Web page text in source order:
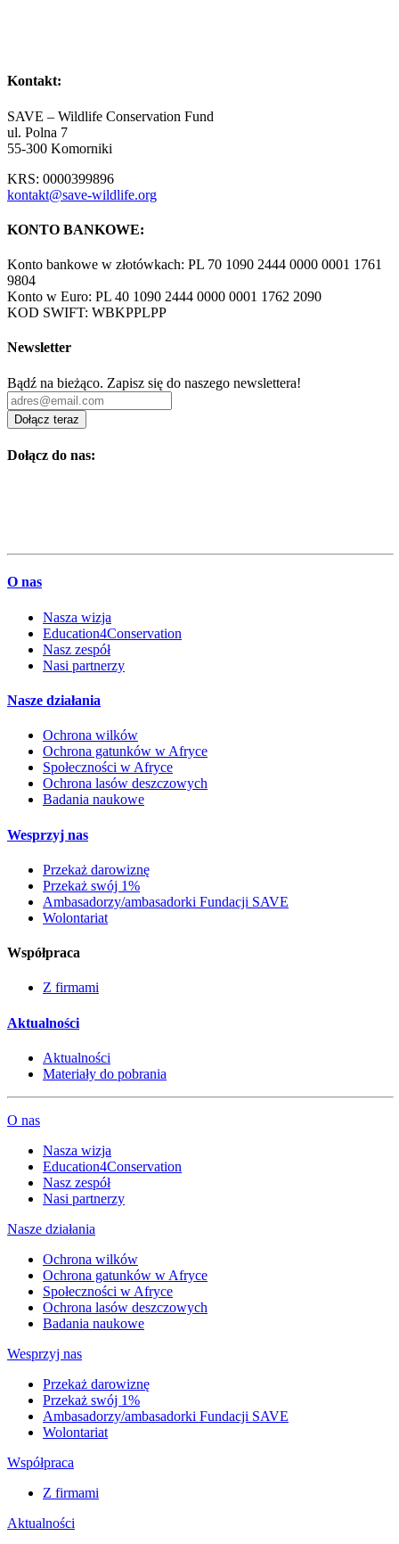
Kontakt:
SAVE – Wildlife Conservation Fund
ul. Polna 7
55-300 Komorniki
KRS: 0000399896
kontakt@save-wildlife.org
KONTO BANKOWE:
Konto bankowe w złotówkach: PL 70 1090 2444 0000 0001 1761
9804
Konto w Euro: PL 40 1090 2444 0000 0001 1762 2090
KOD SWIFT: WBKPPLPP
Newsletter
Bądź na bieżąco. Zapisz się do naszego newslettera!
Dołącz teraz
Dołącz do nas:
O nas
Nasza wizja
Education4Conservation
Nasz zespół
Nasi partnerzy
Nasze działania
Ochrona wilków
Ochrona gatunków w Afryce
Społeczności w Afryce
Ochrona lasów deszczowych
Badania naukowe
Wesprzyj nas
Przekaż darowiznę
Przekaż swój 1%
Ambasadorzy/ambasadorki Fundacji SAVE
Wolontariat
Współpraca
Z firmami
Aktualności
Aktualności
Materiały do pobrania
O nas
Nasza wizja
Education4Conservation
Nasz zespół
Nasi partnerzy
Nasze działania
Ochrona wilków
Ochrona gatunków w Afryce
Społeczności w Afryce
Ochrona lasów deszczowych
Badania naukowe
Wesprzyj nas
Przekaż darowiznę
Przekaż swój 1%
Ambasadorzy/ambasadorki Fundacji SAVE
Wolontariat
Współpraca
Z firmami
Aktualności